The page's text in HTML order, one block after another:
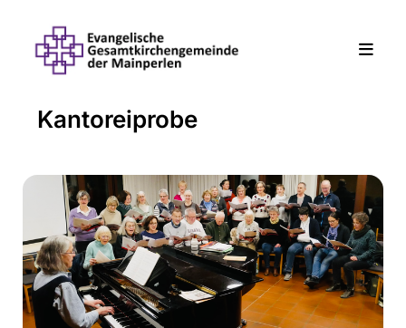
Kantoreiprobe